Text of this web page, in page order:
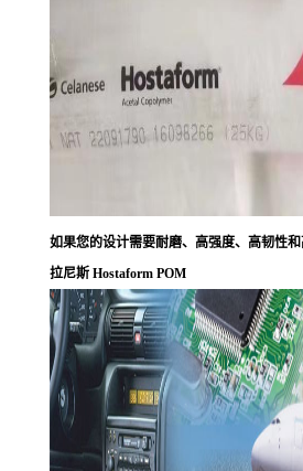
如果您的设计需要耐磨、高强度、高韧性
拉尼斯 Hostaform POM